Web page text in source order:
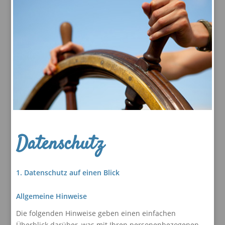
Datenschutz
1. Datenschutz auf einen Blick
Allgemeine Hinweise
Die folgenden Hinweise geben einen einfachen